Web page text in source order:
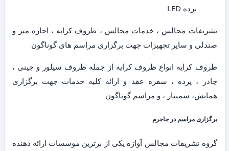
پرده LED
تشریفات مجالس ، خدمات مجالس ، ظروف کرایه ، اجاره میز و
صندلی و سایر تجهیزات جهت برگزاری مراسم های گوناگون
ظروف کرایه انواع ظروف کرایه از جمله ظروف سیلور و چینی ،
چادر ، پرده ، سفره عقد و ارائه کلیه خدمات جهت برگزاری
همایش، سمینار ، و مراسم گوناگون
برگزاری مراسم در جاجرم
گروه تشریفات مجالس آوازه یکی از برترین موسسات ارائه دهنده